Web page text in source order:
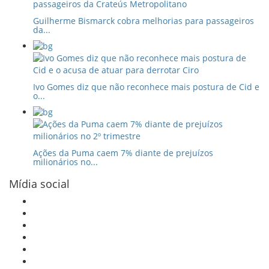
Guilherme Bismarck cobra melhorias para passageiros
da...
Ivo Gomes diz que não reconhece mais postura de Cid e
o...
Ações da Puma caem 7% diante de prejuízos
milionários no...
Mídia social